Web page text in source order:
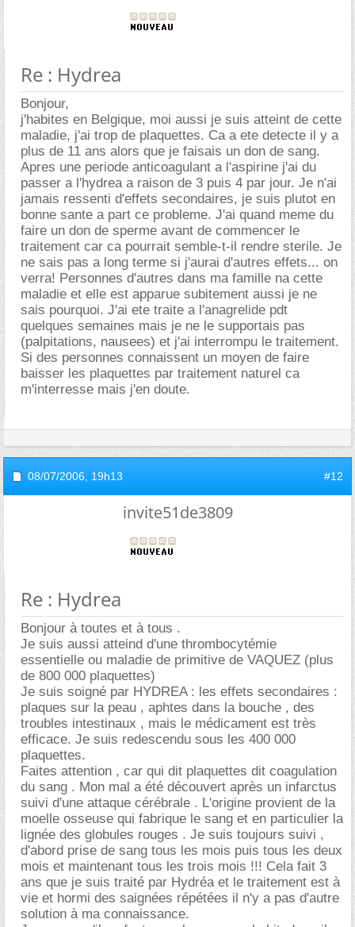
Re : Hydrea
Bonjour,
j'habites en Belgique, moi aussi je suis atteint de cette
maladie, j'ai trop de plaquettes. Ca a ete detecte il y a
plus de 11 ans alors que je faisais un don de sang.
Apres une periode anticoagulant a l'aspirine j'ai du
passer a l'hydrea a raison de 3 puis 4 par jour. Je n'ai
jamais ressenti d'effets secondaires, je suis plutot en
bonne sante a part ce probleme. J'ai quand meme du
faire un don de sperme avant de commencer le
traitement car ca pourrait semble-t-il rendre sterile. Je
ne sais pas a long terme si j'aurai d'autres effets... on
verra! Personnes d'autres dans ma famille na cette
maladie et elle est apparue subitement aussi je ne
sais pourquoi. J'ai ete traite a l'anagrelide pdt
quelques semaines mais je ne le supportais pas
(palpitations, nausees) et j'ai interrompu le traitement.
Si des personnes connaissent un moyen de faire
baisser les plaquettes par traitement naturel ca
m'interresse mais j'en doute.
08/07/2006, 19h13 #12
invite51de3809
Re : Hydrea
Bonjour à toutes et à tous .
Je suis aussi atteind d'une thrombocytémie
essentielle ou maladie de primitive de VAQUEZ (plus
de 800 000 plaquettes)
Je suis soigné par HYDREA : les effets secondaires :
plaques sur la peau , aphtes dans la bouche , des
troubles intestinaux , mais le médicament est très
efficace. Je suis redescendu sous les 400 000
plaquettes.
Faites attention , car qui dit plaquettes dit coagulation
du sang . Mon mal a été découvert après un infarctus
suivi d'une attaque cérébrale . L'origine provient de la
moelle osseuse qui fabrique le sang et en particulier la
lignée des globules rouges . Je suis toujours suivi ,
d'abord prise de sang tous les mois puis tous les deux
mois et maintenant tous les trois mois !!! Cela fait 3
ans que je suis traité par Hydréa et le traitement est à
vie et hormi des saignées répétées il n'y a pas d'autre
solution à ma connaissance.